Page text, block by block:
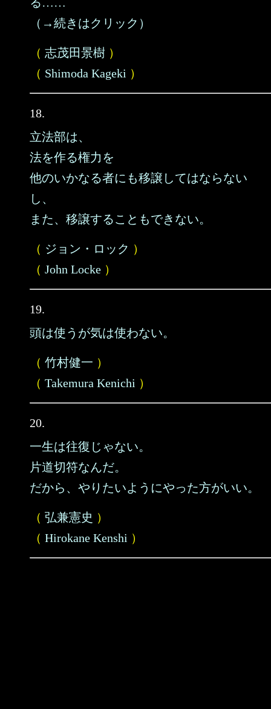
（→続きはクリック）
（ 志茂田景樹 ）
（ Shimoda Kageki ）
18.
立法部は、
法を作る権力を
他のいかなる者にも移譲してはならない
し、
また、移譲することもできない。
（ ジョン・ロック ）
（ John Locke ）
19.
頭は使うが気は使わない。
（ 竹村健一 ）
（ Takemura Kenichi ）
20.
一生は往復じゃない。
片道切符なんだ。
だから、やりたいようにやった方がいい。
（ 弘兼憲史 ）
（ Hirokane Kenshi ）